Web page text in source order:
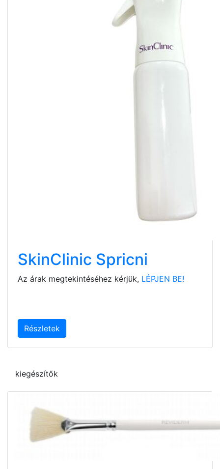
SkinClinic Spricni
Az árak megtekintéséhez kérjük, LÉPJEN BE!
Részletek
kiegészítők